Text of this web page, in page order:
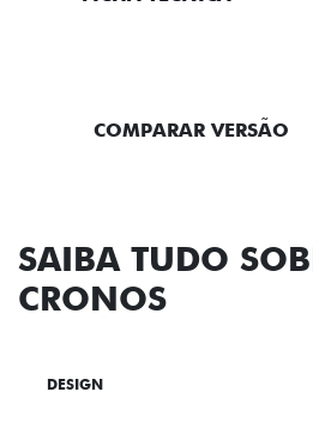
COMPARAR VERSÃO
SAIBA TUDO
CRONOS
DESIGN